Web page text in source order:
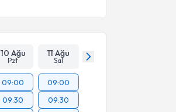
10 Ağu
Pzt
11 Ağu
Sal
09:00
09:30
09:00
09:30